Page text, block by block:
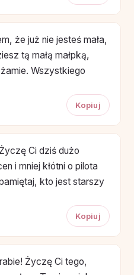
że już nie jesteś mała,
tą małą małpką,
Wszystkiego
Kopiuj
Ci dziś dużo
i mniej kłótni o pilota
kto jest starszy
Kopiuj
Życzę Ci tego,